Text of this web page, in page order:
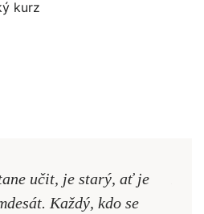
kurz
učit, je starý, ať je
Každý, kdo se